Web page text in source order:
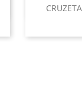
